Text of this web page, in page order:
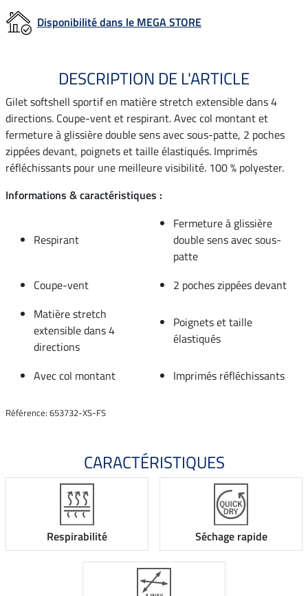
Disponibilité dans le MEGA STORE
DESCRIPTION DE L'ARTICLE
Gilet softshell sportif en matière stretch extensible dans 4
directions. Coupe-vent et respirant. Avec col montant et
fermeture à glissière double sens avec sous-patte, 2 poches
zippées devant, poignets et taille élastiqués. Imprimés
réfléchissants pour une meilleure visibilité. 100 % polyester.
Informations & caractéristiques :
Respirant
Fermeture à glissière
double sens avec sous-
patte
Coupe-vent
2 poches zippées devant
Matière stretch
extensible dans 4
directions
Poignets et taille
élastiqués
Avec col montant Imprimés réfléchissants
Référence: 653732-XS-FS
CARACTÉRISTIQUES
Respirabilité Séchage rapide